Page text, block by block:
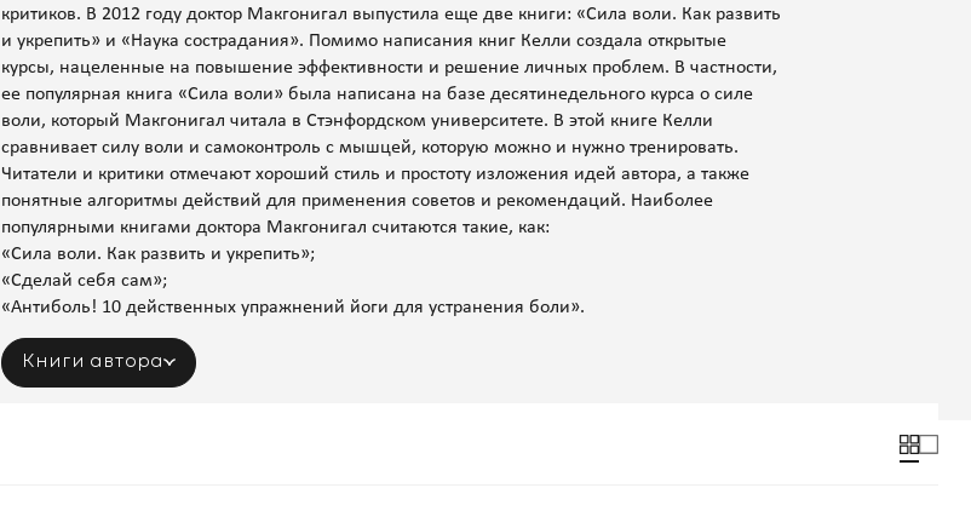
критиков. В 2012 году доктор Макгонигал выпустила еще две книги: «Сила воли. Как развить
и укрепить» и «Наука сострадания». Помимо написания книг Келли создала открытые
курсы, нацеленные на повышение эффективности и решение личных проблем. В частности,
ее популярная книга «Сила воли» была написана на базе десятинедельного курса о силе
воли, который Макгонигал читала в Стэнфордском университете. В этой книге Келли
сравнивает силу воли и самоконтроль с мышцей, которую можно и нужно тренировать.
Читатели и критики отмечают хороший стиль и простоту изложения идей автора, а также
понятные алгоритмы действий для применения советов и рекомендаций. Наиболее
популярными книгами доктора Макгонигал считаются такие, как:
«Сила воли. Как развить и укрепить»;
«Сделай себя сам»;
«Антиболь! 10 действенных упражнений йоги для устранения боли».
Книги автора